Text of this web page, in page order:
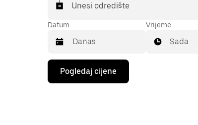
Unesi odredište
Datum
Pritisni
tipku
sa
Vrijeme
Sada
Pogledaj cijene